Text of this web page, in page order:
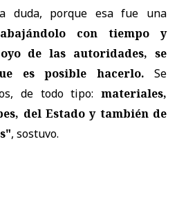
duda, porque esa fue una
con tiempo y
de las autoridades, se
es posible hacerlo. Se
de todo tipo: materiales,
del Estado y también de
, sostuvo.